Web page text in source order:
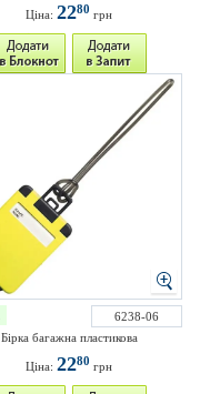
Ціна: 2280 грн
6238-06
Бірка багажна пластикова
Ціна: 2280 грн